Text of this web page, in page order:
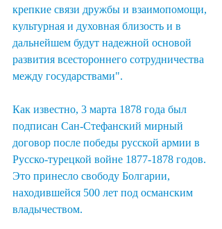
крепкие связи дружбы и взаимопомощи,
культурная и духовная близость и в
дальнейшем будут надежной основой
развития всестороннего сотрудничества
между государствами".
Как известно, 3 марта 1878 года был
подписан Сан-Стефанский мирный
договор после победы русской армии в
Русско-турецкой войне 1877-1878 годов.
Это принесло свободу Болгарии,
находившейся 500 лет под османским
владычеством.